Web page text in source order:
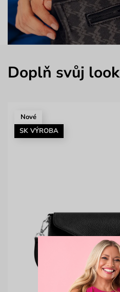
Doplň svůj look
Nové
SK VÝROBA